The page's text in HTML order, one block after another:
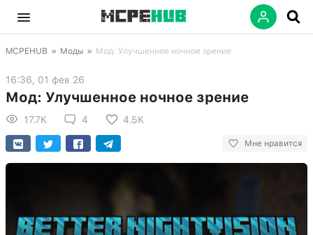
MCPEHUB » Моды » Мод: Улучшенное ночное зрение
16:36, 01 фев 26
Мод: Улучшенное ночное зрение
17.7K 4 4.5K
Мне нравится